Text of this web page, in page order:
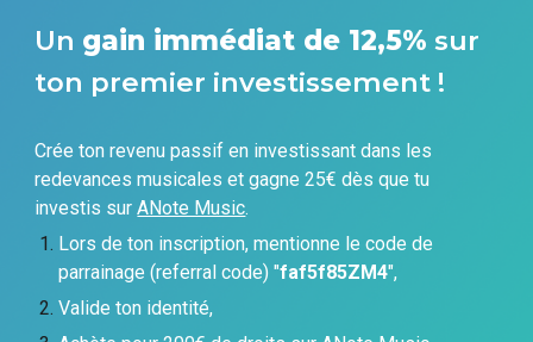
Un gain immédiat de 12,5% sur
ton premier investissement !
Crée ton revenu passif en investissant dans les
redevances musicales et gagne 25€ dès que tu
investis surANote Music.
Lors de ton inscription, mentionne le code de
parrainage (referral code) "faf5f85ZM4",
Valide ton identité,